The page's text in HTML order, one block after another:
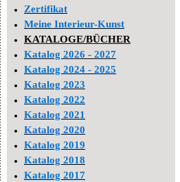
Zertifikat
Meine Interieur-Kunst
KATALOGE/BÜCHER
Katalog 2026 - 2027
Katalog 2024 - 2025
Katalog 2023
Katalog 2022
Katalog 2021
Katalog 2020
Katalog 2019
Katalog 2018
Katalog 2017